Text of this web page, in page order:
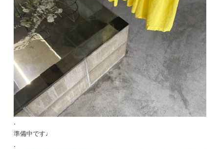
.
準備中です♩
.